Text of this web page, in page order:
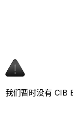
我们暂时没有 CIB